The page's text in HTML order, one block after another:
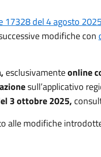
17328 del 4 agosto 2025
modifiche con
esclusivamenteonline
sull’applicativo
3 ottobre 2025,
alle modifiche